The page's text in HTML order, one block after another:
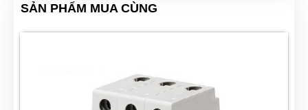
SẢN PHẨM MUA CÙNG